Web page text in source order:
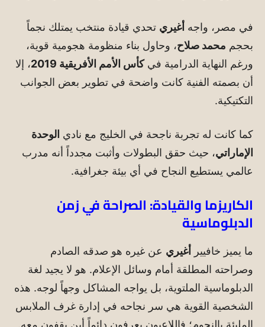
في مصر، واجه أغيري تحدي قيادة منتخب يمتلك نجماً
بحجم محمد صلاح، وحاول بناء منظومة هجومية قوية،
ورغم النهاية الدرامية فيكأس الأمم الأفريقية 2019
، إلا
أن بصمته الفنية كانت واضحة في تطوير بعض الجوانب
التكتيكية.
كما كانت له تجربة ناجحة في الخليج مع نادي الوحدة
الإماراتي، حيث حقق البطولات وأثبت مجدداً أنه مدرب
عالمي يستطيع النجاح في أي بيئة جغرافية.
الكاريزما والقيادة: الصراحة في زمن
الدبلوماسية
ما يميز خافيير أغيري عن غيره هو صدقه الصادم
وصراحته المطلقة أمام وسائل الإعلام. هو لا يجيد لغة
الدبلوماسية الملتوية، بل يواجه المشاكل وجهاً لوجه. هذه
الشخصية القوية هي سر نجاحه في إدارة غرف الملابس
المليئة بالنجوم؛ فاللاعبون يعرفون دائماً أين يقفون معه.